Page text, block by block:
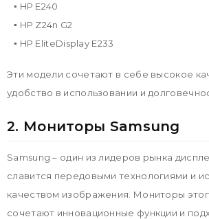
▪ HP E240
▪ HP Z24n G2
▪ HP EliteDisplay E233
Эти модели сочетают в себе высокое
удобство в использовании и
2. Мониторы Samsung
Samsung – один из лидеров рынка
славится передовыми технологиями и
качеством изображения. Мониторы
сочетают инновационные функции и